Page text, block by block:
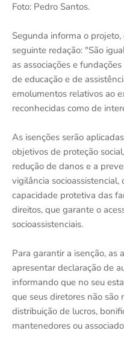
Foto: Pedro Santos.
Segunda informa o
seguinte redação: "São
as associações e
de educação e de
emolumentos relativos ao
reconhecidas como de
As isenções serão
objetivos de proteção
redução de danos e a
vigilância
capacidade protetiva das
direitos, que garante o
socioassistenciais.
Para garantir a isenção, as
apresentar declaração de
informando que no seu
que seus diretores não são
distribuição de lucros,
mantenedores ou